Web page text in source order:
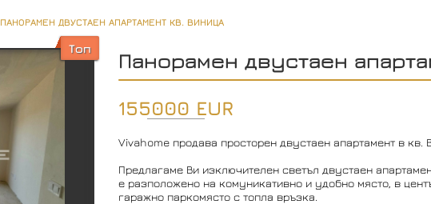
ПАНОРАМЕН ДВУСТАЕН АПАРТАМЕНТ КВ. ВИНИЦА
Топ Панорамен двустаен
155000 EUR
Vivahome продава просторен двустаен апартамент в кв.
Предлагаме Ви изключителен светъл двустаен
е разположено на комуникативно и удобно място, в
гаражно паркомясто с топла връзка.